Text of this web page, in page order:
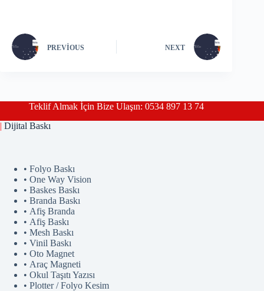
PREVIOUS NEXT
Teklif Almak İçin Bize Ulaşın: 0534 897 13 74
| Dijital Baskı
• Folyo Baskı
• One Way Vision
• Baskes Baskı
• Branda Baskı
• Afiş Branda
• Afiş Baskı
• Mesh Baskı
• Vinil Baskı
• Oto Magnet
• Araç Magneti
• Okul Taşıtı Yazısı
• Plotter / Folyo Kesim